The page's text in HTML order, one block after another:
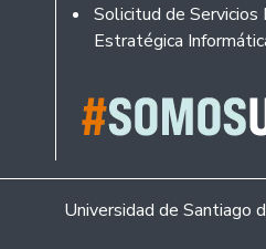
Solicitud de Servicios
Estratégica
Universidad de Santiago